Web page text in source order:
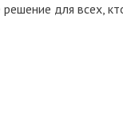
для всех,